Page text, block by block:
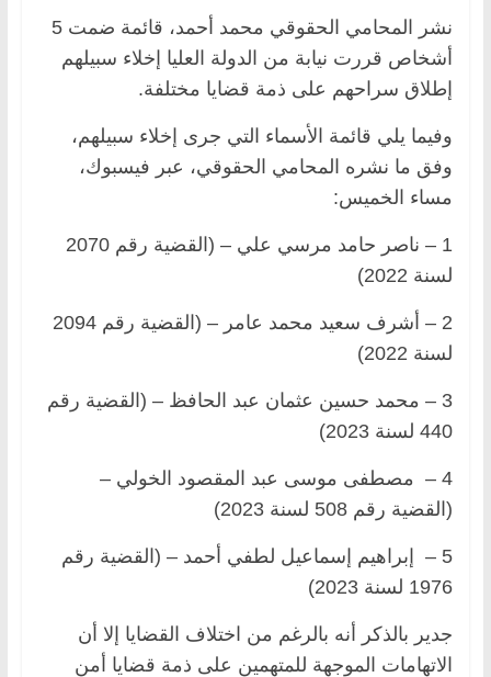
نشر المحامي الحقوقي محمد أحمد، قائمة ضمت 5
أشخاص قررت نيابة من الدولة العليا إخلاء سبيلهم
إطلاق سراحهم على ذمة قضايا مختلفة.
وفيما يلي قائمة الأسماء التي جرى إخلاء سبيلهم،
وفق ما نشره المحامي الحقوقي، عبر فيسبوك،
مساء الخميس:
1 – ناصر حامد مرسي علي – (القضية رقم 2070
لسنة 2022)
2 – أشرف سعيد محمد عامر – (القضية رقم 2094
لسنة 2022)
3 – محمد حسين عثمان عبد الحافظ – (القضية رقم
440 لسنة 2023)
4 – مصطفى موسى عبد المقصود الخولي –
(القضية رقم 508 لسنة 2023)
5 – إبراهيم إسماعيل لطفي أحمد – (القضية رقم
1976 لسنة 2023)
جدير بالذكر أنه بالرغم من اختلاف القضايا إلا أن
الاتهامات الموجهة للمتهمين على ذمة قضايا أمن